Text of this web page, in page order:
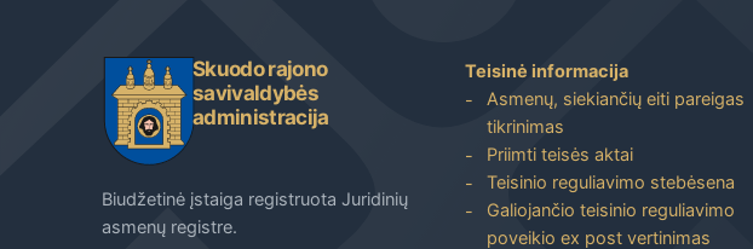
Skuodo rajono
savivaldybės
administracija
Biudžetinė įstaiga registruota Juridinių
asmenų registre.
Teisinė informacija
Asmenų, siekiančių eiti pareigas
tikrinimas
Priimti teisės aktai
Teisinio reguliavimo stebėsena
Galiojančio teisinio reguliavimo
poveikio ex post vertinimas